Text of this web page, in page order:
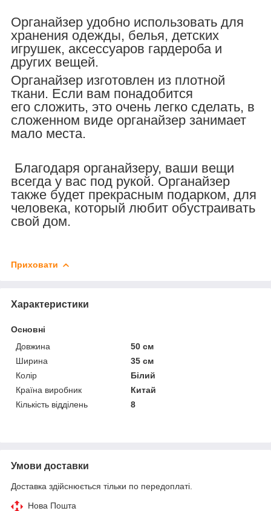
Органайзер удобно использовать для
хранения одежды, белья, детских
игрушек, аксессуаров гардероба и
других вещей.
Органайзер изготовлен из плотной
ткани. Если вам понадобится
его сложить, это очень легко сделать, в
сложенном виде органайзер занимает
мало места.
Благодаря органайзеру, ваши вещи
всегда у вас под рукой. Органайзер
также будет прекрасным подарком, для
человека, который любит обустраивать
свой дом.
Приховати
Характеристики
Основні
Довжина
50 см
Ширина
35 см
Колір
Білий
Країна виробник
Китай
Кількість відділень
8
Умови доставки
Доставка здійснюється тільки по передоплаті.
Нова Пошта